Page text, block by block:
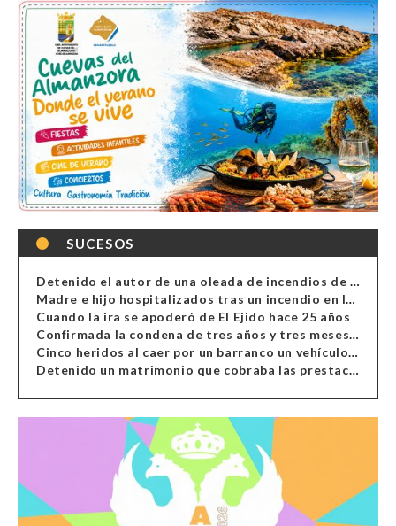
SUCESOS
Detenido el autor de una oleada de incendios de contenedores en Almería
Madre e hijo hospitalizados tras un incendio en la cocina de una vivienda en Almería
Cuando la ira se apoderó de El Ejido hace 25 años
Confirmada la condena de tres años y tres meses al hombre de Antas acusado de xenofobia
Cinco heridos al caer por un barranco un vehículo en Alcolea
Detenido un matrimonio que cobraba las prestaciones de ilegales en Almería, Granada, Málaga, Huelva y Murcia